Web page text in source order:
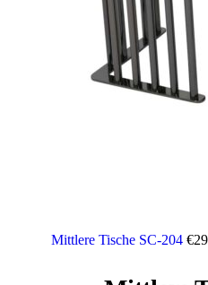
Mittlere Tische SC-204 €